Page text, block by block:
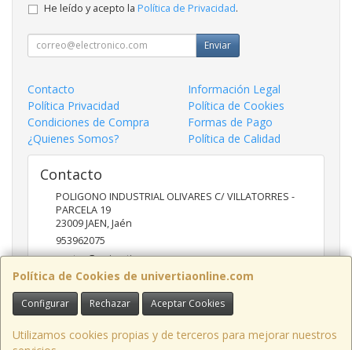
Política de Cookies de univertiaonline.com
Configurar Rechazar Aceptar Cookies
Utilizamos cookies propias y de terceros para mejorar nuestros
He leído y acepto la Política de Privacidad.
Enviar
Contacto
Información Legal
Política Privacidad
Política de Cookies
Condiciones de Compra
Formas de Pago
¿Quienes Somos?
Política de Calidad
Contacto
POLIGONO INDUSTRIAL OLIVARES C/ VILLATORRES -
PARCELA 19
23009JAEN,Jaén
953962075
ventas@univertia.es
Horario
09:30 -14:00 Y 16:30- 20:00 HORAS